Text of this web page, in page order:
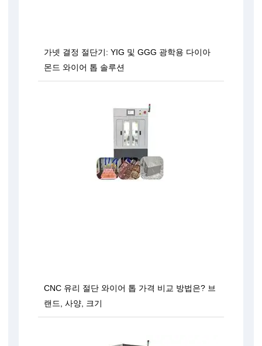
가넷 결정 절단기: YIG 및 GGG 광학용 다이아
몬드 와이어 톱 솔루션
CNC 유리 절단 와이어 톱 가격 비교 방법은? 브
랜드, 사양, 크기